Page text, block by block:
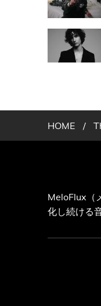
HOME /
MeloFlux（
化し続ける